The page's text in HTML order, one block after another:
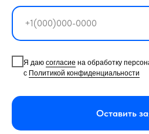
Я даю согласие на обработку
с Политикой конфиденциальности
Оставить